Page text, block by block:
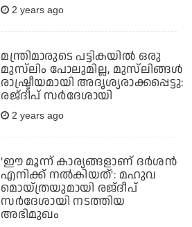
2 years ago
മന്ത്രിമാരുടെ പട്ടികയിൽ ഒരു
മുസ്‌ലിം പോലുമില്ല, മുസ്‌ലിങ്ങൾ
രാഷ്ട്രീയമായി അദൃശ്യരാക്കപ്പെട്ടു:
രജ്ദീപ് സർദേശായി
2 years ago
'ഈ മൂന്ന് കാര്യങ്ങളാണ് ദര്‍ശന്‍
എനിക്ക് നല്‍കിയത്': മഹുവ
മൊയ്ത്രയുമായി രജ്ദീപ്
സര്‍ദേശായി നടത്തിയ
അഭിമുഖം